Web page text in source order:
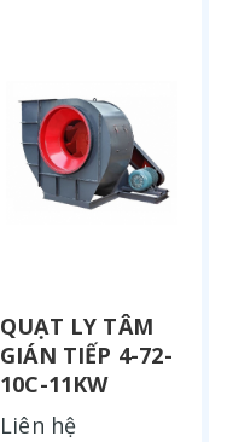
QUẠT LY TÂM
GIÁN TIẾP 4-72-
10C-11KW
Liên hệ